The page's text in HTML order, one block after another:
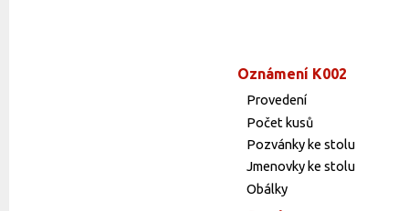
Oznámení K002
Provedení
Počet kusů
Pozvánky ke stolu
Jmenovky ke stolu
Obálky